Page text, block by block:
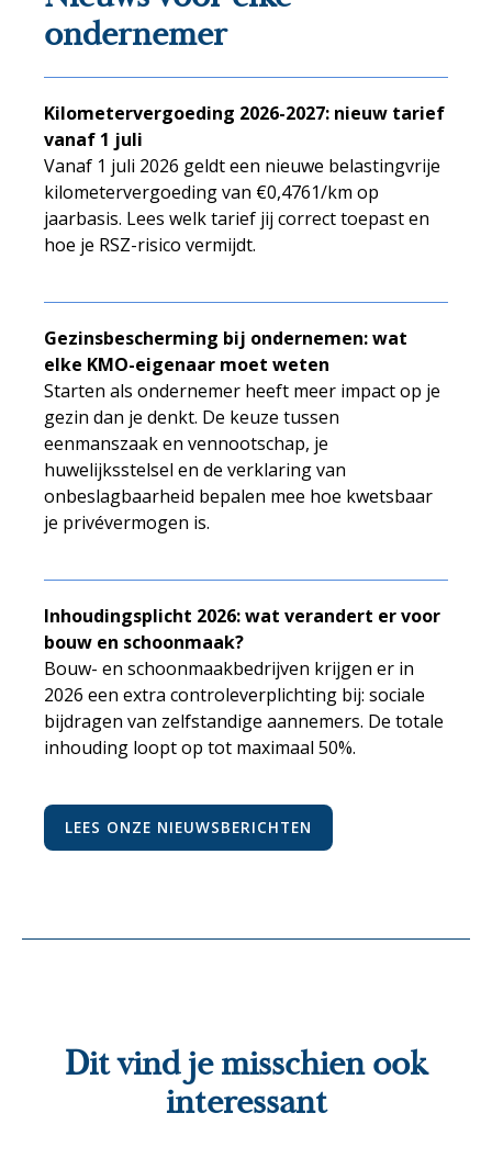
ondernemer
Kilometervergoeding 2026-2027: nieuw tarief
vanaf 1 juli
Vanaf 1 juli 2026 geldt een nieuwe belastingvrije
kilometervergoeding van €0,4761/km op
jaarbasis. Lees welk tarief jij correct toepast en
hoe je RSZ-risico vermijdt.
Gezinsbescherming bij ondernemen: wat
elke KMO-eigenaar moet weten
Starten als ondernemer heeft meer impact op je
gezin dan je denkt. De keuze tussen
eenmanszaak en vennootschap, je
huwelijksstelsel en de verklaring van
onbeslagbaarheid bepalen mee hoe kwetsbaar
je privévermogen is.
Inhoudingsplicht 2026: wat verandert er voor
bouw en schoonmaak?
Bouw- en schoonmaakbedrijven krijgen er in
2026 een extra controleverplichting bij: sociale
bijdragen van zelfstandige aannemers. De totale
inhouding loopt op tot maximaal 50%.
LEES ONZE NIEUWSBERICHTEN
Dit vind je misschien ook
interessant